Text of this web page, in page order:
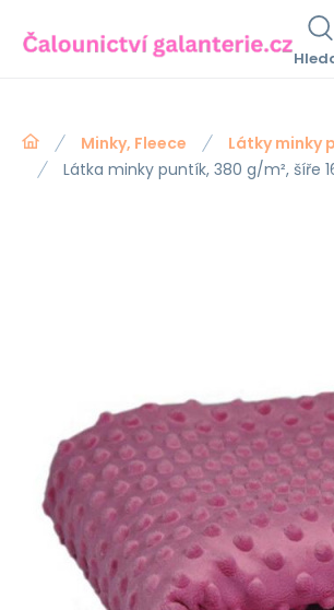
Minky, Fleece
Látky minky
Látka minky puntík, 380 g/m², šíře